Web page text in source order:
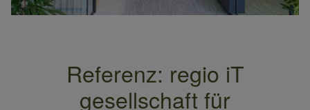
Referenz: regio iT
gesellschaft für